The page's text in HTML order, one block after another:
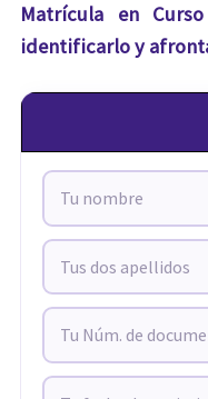
Matrícula en
identificarlo y